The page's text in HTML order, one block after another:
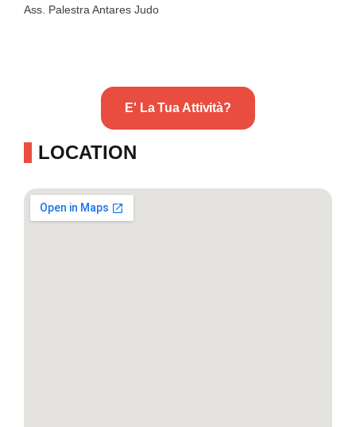
Ass. Palestra Antares Judo
E' La Tua Attività?
LOCATION